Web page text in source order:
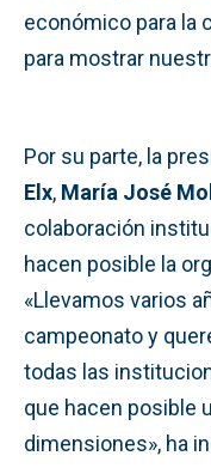
económico para la
para mostrar
Por su parte, la
Elx, María José
colaboración
hacen posible la
«Llevamos varios
campeonato y
todas las
que hacen posible
dimensiones», ha